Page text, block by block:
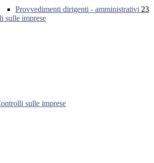
Provvedimenti dirigenti - amministrativi 23
sulle imprese
sulle imprese